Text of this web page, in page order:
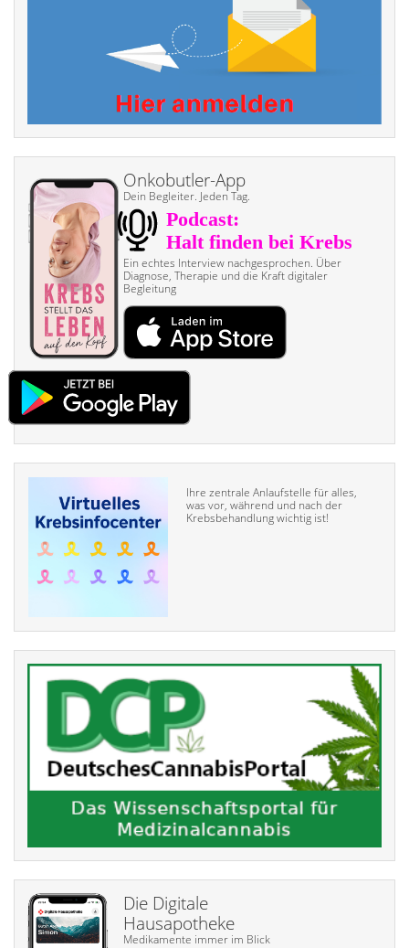
Onkobutler-App
Dein Begleiter. Jeden Tag.
Ein echtes Interview nach­gesprochen. Über
Diagnose, Therapie und die Kraft digitaler
Begleitung
Ihre zentrale Anlaufstelle für alles,
was vor, während und nach der
Krebsbehandlung wichtig ist!
Die Digitale
Hausapotheke
Medikamente immer im Blick